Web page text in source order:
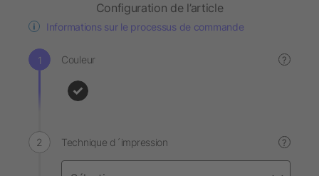
Configuration de l’article
Informations sur le processus de commande
Couleur ?
Technique d´impression ?